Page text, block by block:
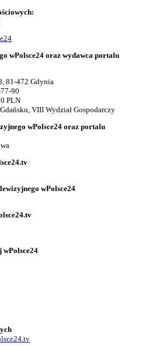
wPolsce24 oraz wydawca portalu
81-472 Gdynia
90
PLN
VIII Wydział Gospodarczy
wPolsce24 oraz portalu
wPolsce24